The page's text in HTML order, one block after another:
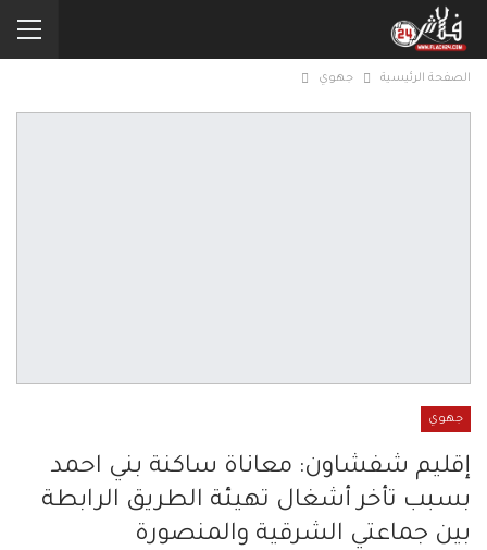
الصفحة الرئيسية جهوي
جهوي
إقليم شفشاون: معاناة ساكنة بني احمد
بسبب تأخر أشغال تهيئة الطريق الرابطة
بين جماعتي الشرقية والمنصورة